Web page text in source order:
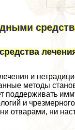
и
методы
поддерживать
и
отварами, ни